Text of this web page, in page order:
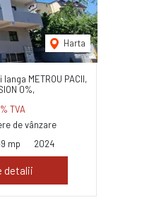
Harta
METROU PACII,
0%,
TVA
de vânzare
mp 2024
detalii